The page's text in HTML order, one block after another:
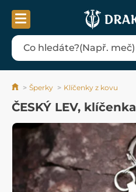
Šperky Klíčenky z kovu
ČESKÝ LEV, klíčenka